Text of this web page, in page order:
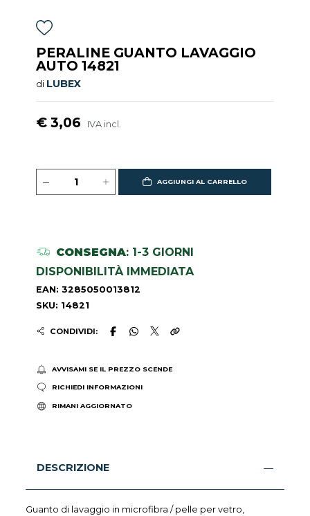
PERALINE GUANTO LAVAGGIO
AUTO 14821
di LUBEX
€ 3,06 IVA incl.
AGGIUNGI AL CARRELLO
CONSEGNA: 1-3 GIORNI
DISPONIBILITÀ IMMEDIATA
EAN: 3285050013812
SKU: 14821
CONDIVIDI:
AVVISAMI SE IL PREZZO SCENDE
RICHIEDI INFORMAZIONI
RIMANI AGGIORNATO
DESCRIZIONE
Guanto di lavaggio in microfibra / pelle per vetro,